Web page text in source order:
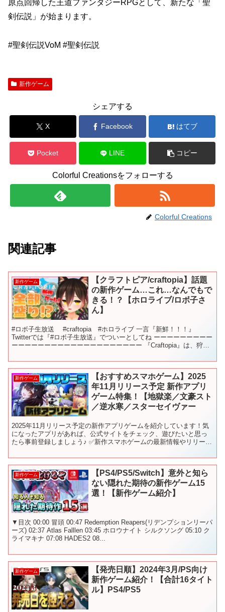
原点回帰した王道ファンタジーRPGとして、新たな「聖
剣伝説」が始まります。
#聖剣伝説VoM #聖剣伝説
新作ゲーム
シェアする
X Facebook はてブ
Pocket LINE コピー
Colorful Creationsをフォローする
Colorful Creations
関連記事
新作ゲーム
【クラフトピア/craftopia】話題
の新作ゲーム…これ…なんでもで
きる！？【ホロライブ/ロボ子さ
ん】
#ロボ子生放送 #craftopia #ホロライブ 一言『新鮮！！！』
Twitterでは『#ロボ子生放送』でついーとしてね ーーーーーーーーー
ーーーーーーーーーーーーーーーーーーーー 『Craftopia』は、狩
新作ゲーム
【おすすめスマホゲーム】2025
年11月リリース予定 新作アプリ
ゲーム特集！【地獄楽／文豪スト
／逆水寒／スターセイヴァー
2025年11月リリース予定の新作アプリゲームを紹介しています！気
になったアプリがあれば、公式サイトをチェック、遊びたいと思っ
たら事前登録しましょう♪ ✅新作スマホゲームの最新情報やリリース
新作ゲーム
【PS4/PS5/Switch】意外と知ら
ない隠れた期待の新作ゲーム15
選！【新作ゲーム紹介】
▼目次 00:00 冒頭 00:47 Redemption Reapers(リデンプションリーパ
ーズ) 02:37 Atlas Falllen 03:45 ホロウナイト シルクソング 05:10 ク
ライマキナ 07:08 HADES2 08...
新作ゲーム
【発売日順】2024年3月/PS向け
新作ゲーム紹介！【合計16タイト
ル】PS4/PS5